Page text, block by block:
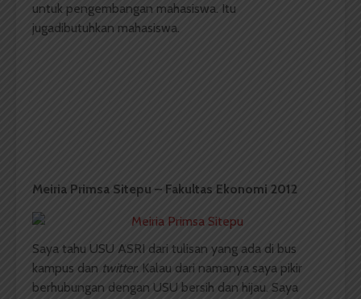
untuk pengembangan mahasiswa. Itu
jugadibutuhkan mahasiswa.
Meiria Primsa Sitepu – Fakultas Ekonomi 2012
Saya tahu USU ASRI dari tulisan yang ada di bus
kampus dan twitter. Kalau dari namanya saya pikir
berhubungan dengan USU bersih dan hijau. Saya